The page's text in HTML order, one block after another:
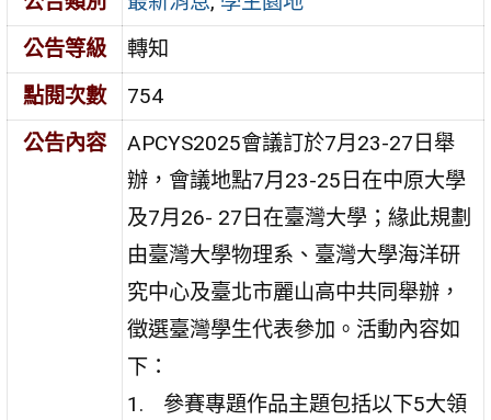
公告等級
轉知
點閱次數
754
公告內容
APCYS2025會議訂於7月23-27日舉
辦，會議地點7月23-25日在中原大學
及7月26- 27日在臺灣大學；緣此規劃
由臺灣大學物理系、臺灣大學海洋研
究中心及臺北市麗山高中共同舉辦，
徵選臺灣學生代表參加。活動內容如
下：
參賽專題作品主題包括以下5大領